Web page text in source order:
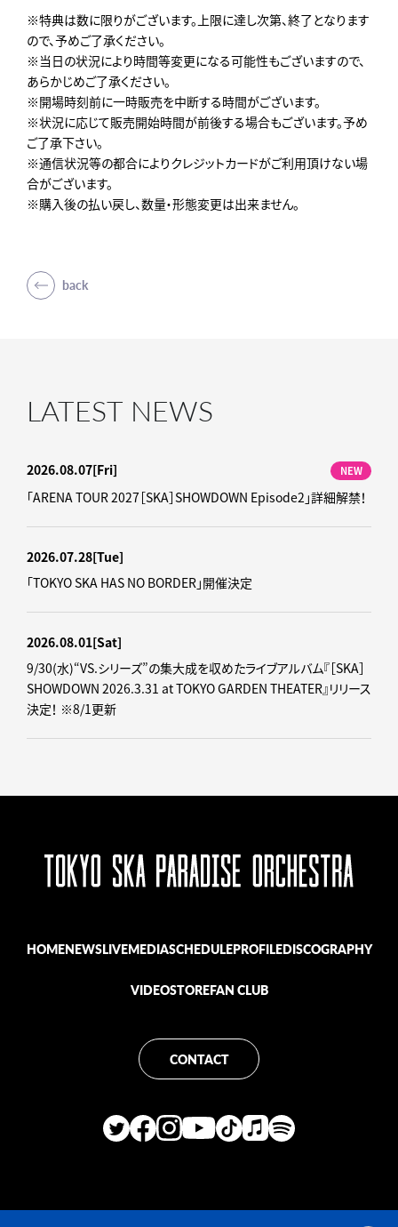
※特典は数に限りがございます。上限に達し次第、終了となります
ので、予めご了承ください。
※当日の状況により時間等変更になる可能性もございますので、
あらかじめご了承ください。
※開場時刻前に一時販売を中断する時間がございます。
※状況に応じて販売開始時間が前後する場合もございます。予め
ご了承下さい。
※通信状況等の都合によりクレジットカードがご利用頂けない場
合がございます。
※購入後の払い戻し、数量・形態変更は出来ません。
back
LATEST NEWS
2026.08.07[Fri] NEW
「ARENA TOUR 2027［SKA］SHOWDOWN Episode2」詳細解禁！
2026.07.28[Tue]
「TOKYO SKA HAS NO BORDER」開催決定
2026.08.01[Sat]
9/30(水)“VS.シリーズ”の集大成を収めたライブアルバム『［SKA］
SHOWDOWN 2026.3.31 at TOKYO GARDEN THEATER』リリース
決定！ ※8/1更新
HOMENEWSLIVEMEDIASCHEDULEPROFILEDISCOGRAPHY
VIDEOSTOREFAN CLUB
CONTACT